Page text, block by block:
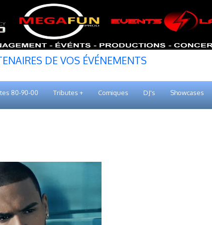
DE VOS ÉVÉNEMENTS
80-90-00 Tributes + Comiques DJ's Showcases